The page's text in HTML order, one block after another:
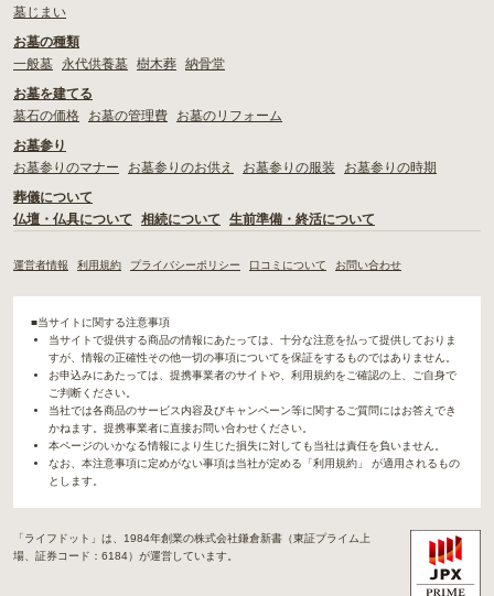
墓じまい
お墓の種類
一般墓
永代供養墓 樹木葬 納骨堂
お墓を建てる
墓石の価格
お墓の管理費
お墓のリフォーム
お墓参り
お墓参りのマナー
お墓参りのお供え お墓参りの服装
お墓参りの時期
葬儀について
仏壇・仏具について
相続について 生前準備・終活について
運営者情報 利用規約 プライバシーポリシー 口コミについて お問い合わせ
■当サイトに関する注意事項
当サイトで提供する商品の情報にあたっては、十分な注意を払って提供しておりま
すが、情報の正確性その他一切の事項についてを保証をするものではありません。
お申込みにあたっては、提携事業者のサイトや、利用規約をご確認の上、ご自身で
ご判断ください。
当社では各商品のサービス内容及びキャンペーン等に関するご質問にはお答えでき
かねます。提携事業者に直接お問い合わせください。
本ページのいかなる情報により生じた損失に対しても当社は責任を負いません。
なお、本注意事項に定めがない事項は当社が定める「利用規約」 が適用されるもの
とします。
「ライフドット」は、1984年創業の株式会社鎌倉新書（東証プライム上
場、証券コード：6184）が運営しています。